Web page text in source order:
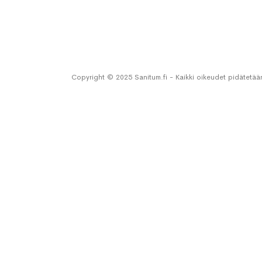
Copyright © 2025 Sanitum.fi - Kaikki oikeudet